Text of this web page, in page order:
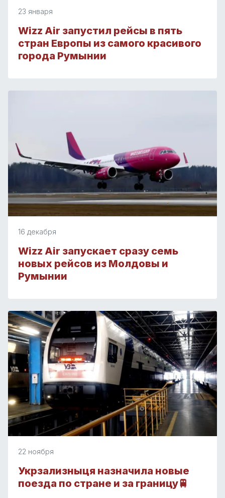
23 января
Wizz Air запустил рейсы в пять
стран Европы из самого красивого
города Румынии
16 декабря
Wizz Air запускает сразу семь
новых рейсов из Молдовы и
Румынии
22 ноября
Укрзализныця назначила новые
поезда по стране и за границу🚆